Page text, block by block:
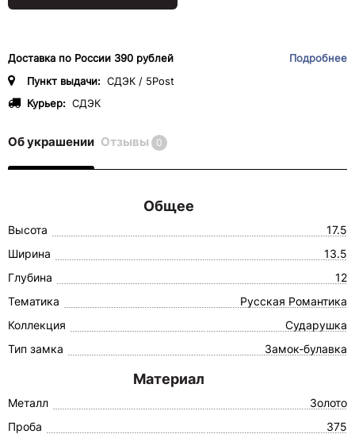
Доставка по России 390 рублей
Подробнее
Пункт выдачи: СДЭК / 5Post
Курьер: СДЭК
Об украшении Отзывы 0
Общее
Высота
17.5
Ширина
13.5
Глубина
12
Тематика
Русская Романтика
Коллекция
Сударушка
Тип замка
Замок-булавка
Материал
Металл
Золото
Проба
375